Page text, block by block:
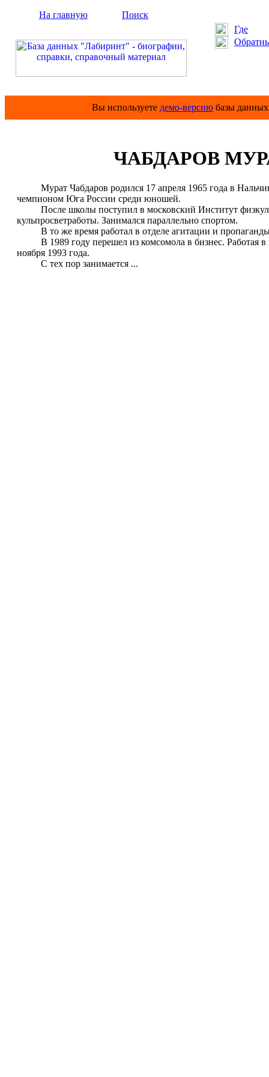
На главную
Поиск
Где
Вы используете демо-версию базы
ЧАБДАРОВ
Мурат Чабдаров родился 17 апреля 1965 года в
чемпионом Юга России среди юношей.
После школы поступил в московский Институт
кульпросветработы. Занимался параллельно спортом.
В то же время работал в отделе агитации и
В 1989 году перешел из комсомола в бизнес. Работая в
ноября 1993 года.
С тех пор занимается ...